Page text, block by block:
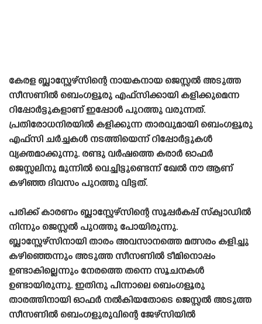
കേരള ബ്ലാസ്റ്റേഴ്‌സിന്റെ നായകനായ ജെസ്സൽ അടുത്ത
സീസണിൽ ബെംഗളൂരു എഫ്‌സിക്കായി കളിക്കുമെന്ന
റിപ്പോർട്ടുകളാണ് ഇപ്പോൾ പുറത്തു വരുന്നത്.
പ്രതിരോധനിരയിൽ കളിക്കുന്ന താരവുമായി ബെംഗളൂരു
എഫ്‌സി ചർച്ചകൾ നടത്തിയെന്ന് റിപ്പോർട്ടുകൾ
വ്യക്തമാക്കുന്നു. രണ്ടു വർഷത്തെ കരാർ ഓഫർ
ജെസ്സലിനു മുന്നിൽ വെച്ചിട്ടുണ്ടെന്ന് ഖേൽ നൗ ആണ്
കഴിഞ്ഞ ദിവസം പുറത്തു വിട്ടത്.
പരിക്ക് കാരണം ബ്ലാസ്റ്റേഴ്‌സിന്റെ സൂപ്പർകപ്പ് സ്‌ക്വാഡിൽ
നിന്നും ജെസ്സൽ പുറത്തു പോയിരുന്നു.
ബ്ലാസ്റ്റേഴ്‌സിനായി താരം അവസാനത്തെ മത്സരം കളിച്ചു
കഴിഞ്ഞെന്നും അടുത്ത സീസണിൽ ടീമിനൊപ്പം
ഉണ്ടാകില്ലെന്നും നേരത്തെ തന്നെ സൂചനകൾ
ഉണ്ടായിരുന്നു. ഇതിനു പിന്നാലെ ബെംഗളൂരു
താരത്തിനായി ഓഫർ നൽകിയതോടെ ജെസ്സൽ അടുത്ത
സീസണിൽ ബെംഗളുരുവിന്റെ ജേഴ്‌സിയിൽ